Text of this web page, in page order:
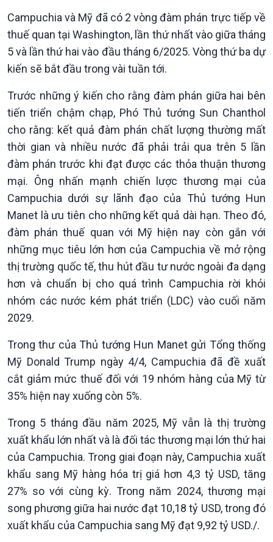
Tuyên chiến với gian lận
thương mại
đảo
Tìm hiểu biển, đảo Việt
Nam
Xã hội
Tin Đời sống & Xã hội
360 độ Sức khỏe
Chuyển đổi Xanh
Tài nguyên và Môi trường
Chuyên gia của bạn
Xã hội chuyển động
Bước chân đến trường
Khoa học & Công nghệ
Tin Khoa học & Công nghệ
Kết nối công nghệ
Sống chung với biến đổi
khí hậu
Văn hoá & Du lịch
Tin Văn hoá & Du lịch
Chát với người nổi tiếng
Multimedia
Ảnh
Video
Infographic
Campuchia và Mỹ đã có 2 vòng đàm phán trực tiếp về
thuế quan tại Washington, lần thứ nhất vào giữa tháng
5 và lần thứ hai vào đầu tháng 6/2025. Vòng thứ ba dự
kiến sẽ bắt đầu trong vài tuần tới.
Trước những ý kiến cho rằng đàm phán giữa hai bên
tiến triển chậm chạp, Phó Thủ tướng Sun Chanthol
cho rằng: kết quả đàm phán chất lượng thường mất
thời gian và nhiều nước đã phải trải qua trên 5 lần
đàm phán trước khi đạt được các thỏa thuận thương
mại. Ông nhấn mạnh chiến lược thương mại của
Campuchia dưới sự lãnh đạo của Thủ tướng Hun
Manet là ưu tiên cho những kết quả dài hạn. Theo đó,
đàm phán thuế quan với Mỹ hiện nay còn gắn với
những mục tiêu lớn hơn của Campuchia về mở rộng
thị trường quốc tế, thu hút đầu tư nước ngoài đa dạng
hơn và chuẩn bị cho quá trình Campuchia rời khỏi
nhóm các nước kém phát triển (LDC) vào cuối năm
2029.
Trong thư của Thủ tướng Hun Manet gửi Tổng thống
Mỹ Donald Trump ngày 4/4, Campuchia đã đề xuất
cắt giảm mức thuế đối với 19 nhóm hàng của Mỹ từ
35% hiện nay xuống còn 5%.
Trong 5 tháng đầu năm 2025, Mỹ vẫn là thị trường
xuất khẩu lớn nhất và là đối tác thương mại lớn thứ hai
của Campuchia. Trong giai đoạn này, Campuchia xuất
khẩu sang Mỹ hàng hóa trị giá hơn 4,3 tỷ USD, tăng
27% so với cùng kỳ. Trong năm 2024, thương mại
song phương giữa hai nước đạt 10,18 tỷ USD, trong đó
xuất khẩu của Campuchia sang Mỹ đạt 9,92 tỷ USD./.